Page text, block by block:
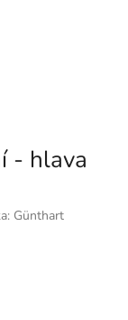
- hlava
Günthart